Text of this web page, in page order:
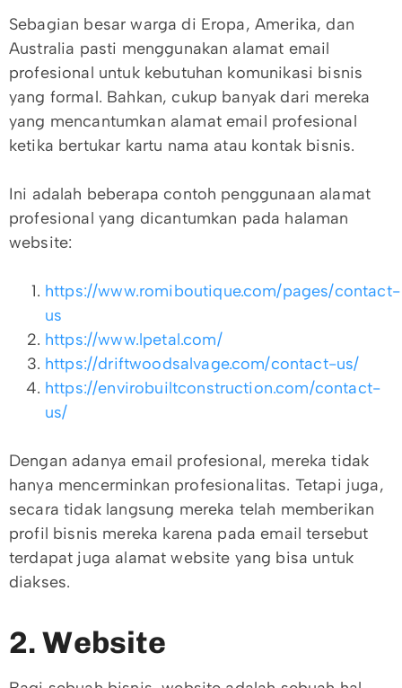
Sebagian besar warga di Eropa, Amerika, dan
Australia pasti menggunakan alamat email
profesional untuk kebutuhan komunikasi bisnis
yang formal. Bahkan, cukup banyak dari mereka
yang mencantumkan alamat email profesional
ketika bertukar kartu nama atau kontak bisnis.
Ini adalah beberapa contoh penggunaan alamat
profesional yang dicantumkan pada halaman
website:
https://www.romiboutique.com/pages/contact-
us
https://www.lpetal.com/
https://driftwoodsalvage.com/contact-us/
https://envirobuiltconstruction.com/contact-
us/
Dengan adanya email profesional, mereka tidak
hanya mencerminkan profesionalitas. Tetapi juga,
secara tidak langsung mereka telah memberikan
profil bisnis mereka karena pada email tersebut
terdapat juga alamat website yang bisa untuk
diakses.
2. Website